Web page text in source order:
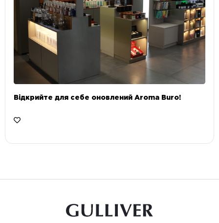
Відкрийте для себе оновлений Aroma Buro! ⠀